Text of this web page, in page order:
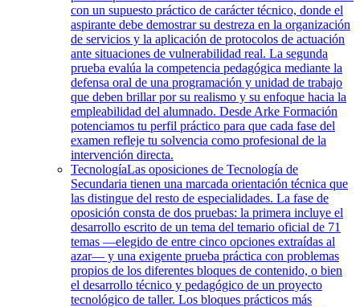
con un supuesto práctico de carácter técnico, donde el
aspirante debe demostrar su destreza en la organización
de servicios y la aplicación de protocolos de actuación
ante situaciones de vulnerabilidad real. La segunda
prueba evalúa la competencia pedagógica mediante la
defensa oral de una programación y unidad de trabajo
que deben brillar por su realismo y su enfoque hacia la
empleabilidad del alumnado. Desde Arke Formación
potenciamos tu perfil práctico para que cada fase del
examen refleje tu solvencia como profesional de la
intervención directa.
TecnologíaLas oposiciones de Tecnología de
Secundaria tienen una marcada orientación técnica que
las distingue del resto de especialidades. La fase de
oposición consta de dos pruebas: la primera incluye el
desarrollo escrito de un tema del temario oficial de 71
temas —elegido de entre cinco opciones extraídas al
azar— y una exigente prueba práctica con problemas
propios de los diferentes bloques de contenido, o bien
el desarrollo técnico y pedagógico de un proyecto
tecnológico de taller. Los bloques prácticos más